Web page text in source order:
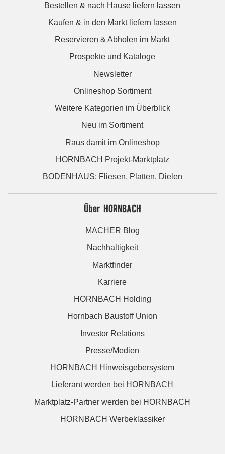
Bestellen & nach Hause liefern lassen
Kaufen & in den Markt liefern lassen
Reservieren & Abholen im Markt
Prospekte und Kataloge
Newsletter
Onlineshop Sortiment
Weitere Kategorien im Überblick
Neu im Sortiment
Raus damit im Onlineshop
HORNBACH Projekt-Marktplatz
BODENHAUS: Fliesen. Platten. Dielen
Über HORNBACH
MACHER Blog
Nachhaltigkeit
Marktfinder
Karriere
HORNBACH Holding
Hornbach Baustoff Union
Investor Relations
Presse/Medien
HORNBACH Hinweisgebersystem
Lieferant werden bei HORNBACH
Marktplatz-Partner werden bei HORNBACH
HORNBACH Werbeklassiker